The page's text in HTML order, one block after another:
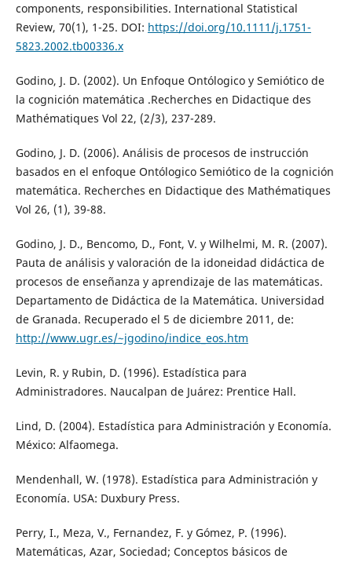
components, responsibilities. International Statistical
Review, 70(1), 1-25. DOI: https://doi.org/10.1111/j.1751-
5823.2002.tb00336.x
Godino, J. D. (2002). Un Enfoque Ontólogico y Semiótico de
la cognición matemática .Recherches en Didactique des
Mathématiques Vol 22, (2/3), 237-289.
Godino, J. D. (2006). Análisis de procesos de instrucción
basados en el enfoque Ontólogico Semiótico de la cognición
matemática. Recherches en Didactique des Mathématiques
Vol 26, (1), 39-88.
Godino, J. D., Bencomo, D., Font, V. y Wilhelmi, M. R. (2007).
Pauta de análisis y valoración de la idoneidad didáctica de
procesos de enseñanza y aprendizaje de las matemáticas.
Departamento de Didáctica de la Matemática. Universidad
de Granada. Recuperado el 5 de diciembre 2011, de:
http://www.ugr.es/~jgodino/indice_eos.htm
Levin, R. y Rubin, D. (1996). Estadística para
Administradores. Naucalpan de Juárez: Prentice Hall.
Lind, D. (2004). Estadística para Administración y Economía.
México: Alfaomega.
Mendenhall, W. (1978). Estadística para Administración y
Economía. USA: Duxbury Press.
Perry, I., Meza, V., Fernandez, F. y Gómez, P. (1996).
Matemáticas, Azar, Sociedad; Conceptos básicos de